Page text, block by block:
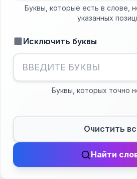
Буквы, которые есть в слове,
указанных
Исключить буквы
Буквы, которых точно
Очистить
Найти